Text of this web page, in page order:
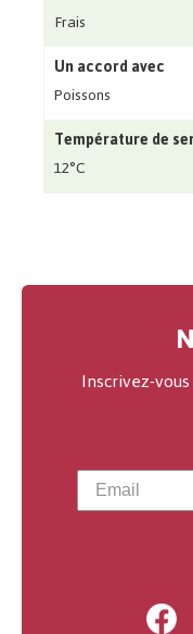
Frais
Un accord avec
Poissons
Température de
12°C
Inscrivez-